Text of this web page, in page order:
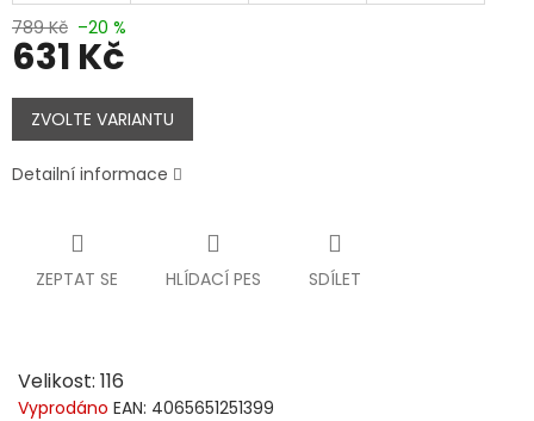
789 Kč –20 %
631 Kč
Měrná
cena:
ZVOLTE VARIANTU
Detailní informace
ZEPTAT SE HLÍDACÍ PES SDÍLET
Velikost: 116
Vyprodáno EAN: 4065651251399